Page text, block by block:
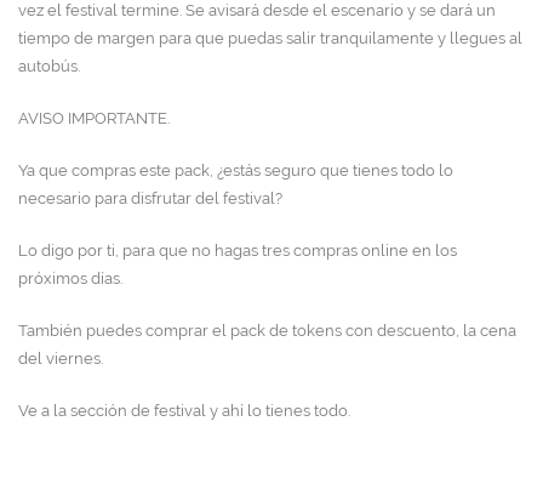
vez el festival termine. Se avisará desde el escenario y se dará un
tiempo de margen para que puedas salir tranquilamente y llegues al
autobús.
AVISO IMPORTANTE.
Ya que compras este pack, ¿estás seguro que tienes todo lo
necesario para disfrutar del festival?
Lo digo por ti, para que no hagas tres compras online en los
próximos días.
También puedes comprar el pack de tokens con descuento, la cena
del viernes.
Ve a la sección de festival y ahí lo tienes todo.